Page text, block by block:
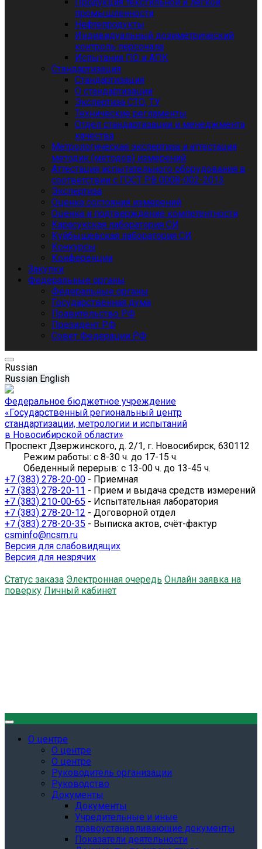
промышленности
Нефтепродукты
Индивидуальный дозиметрический
контроль персонала
Испытания ПО и АПК
Стандартизация
Стандартизация
О стандартизации
Экспертиза СТО, ТУ
Технические регламенты
Отдел стандартизации и менеджмента
качества
Метрологическая экспертиза и аттестация
методик (методов) измерений
Аттестация испытательного оборудования в
соответствии с ГОСТ РВ 0008-002-2013
Экспертиза
Оценка состояния измерений
Оценка и подтверждение компетентности
Карасукская лаборатория СИ
Куйбышевская лаборатория СИ
Конкурсы
Конференции
Закупки
Федеральные органы
Федеральные органы
Государственная дума
Правительство РФ
Президент РФ
Совет Федерации РФ
Russian
Russian English
Федеральное бюджетное учреждение
«Государственный региональный центр
стандартизации, метрологии и испытаний
в Новосибирской области»
Проспект Дзержинского, д. 2/1, г. Новосибирск, 630112
Режим работы: с 8-30 ч. до 17-15 ч.
Обеденный перерыв: с 13-00 ч. до 13-45 ч.
+7 (383) 278-20-00 - Приемная
+7 (383) 278-20-11 - Прием и выдача средств измерений
+7 (383) 210-00-65 - Испытательная лаборатория
+7 (383) 278-20-12 - Договорной отдел
+7 (383) 278-20-35 - Выписка актов, счёт-фактур
csminfo@ncsm.ru
Версия для слабовидящих
Версия для незрячих
Статус заказа Электронная очередь Онлайн заявка на
поверку Личный кабинет
О центре
О центре
О центре
Руководитель организации
Руководство
Документы
Документы
Учредительные и иные
правоустанавливающие документы
Показатели деятельности